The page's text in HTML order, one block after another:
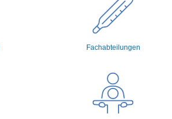
Fachabteilungen